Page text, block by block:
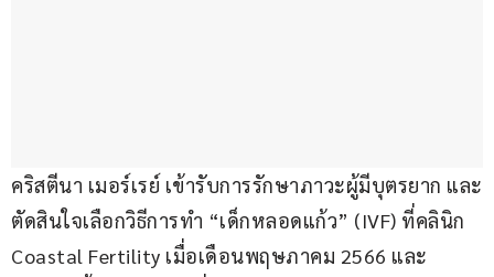
คริสตีนา เมอร์เรย์ เข้ารับการรักษาภาวะผู้มีบุตรยาก และ
ตัดสินใจเลือกวิธีการทำ “เด็กหลอดแก้ว” (IVF) ที่คลินิก
Coastal Fertility เมื่อเดือนพฤษภาคม 2566 และ